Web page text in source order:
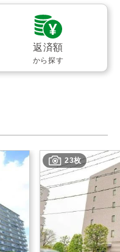
返済額
から探す
23枚